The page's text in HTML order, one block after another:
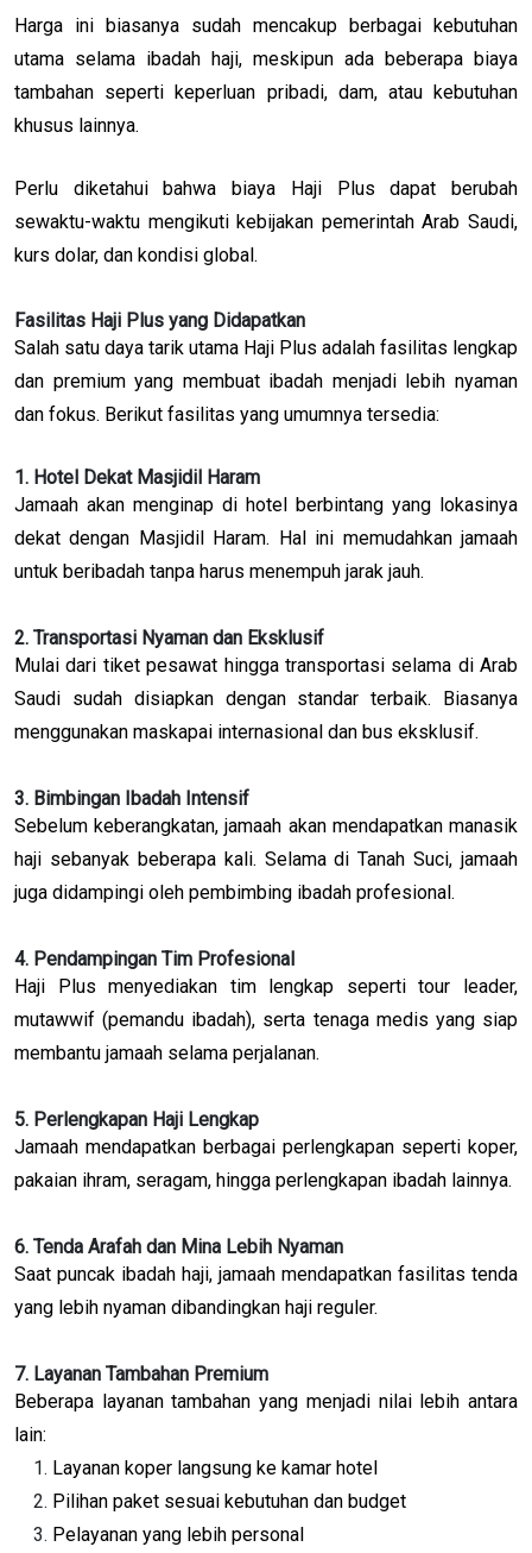
Harga ini biasanya sudah mencakup berbagai kebutuhan
utama selama ibadah haji, meskipun ada beberapa biaya
tambahan seperti keperluan pribadi, dam, atau kebutuhan
khusus lainnya.
Perlu diketahui bahwa biaya Haji Plus dapat berubah
sewaktu-waktu mengikuti kebijakan pemerintah Arab Saudi,
kurs dolar, dan kondisi global.
Fasilitas Haji Plus yang Didapatkan
Salah satu daya tarik utama Haji Plus adalah fasilitas lengkap
dan premium yang membuat ibadah menjadi lebih nyaman
dan fokus. Berikut fasilitas yang umumnya tersedia:
1. Hotel Dekat Masjidil Haram
Jamaah akan menginap di hotel berbintang yang lokasinya
dekat dengan Masjidil Haram. Hal ini memudahkan jamaah
untuk beribadah tanpa harus menempuh jarak jauh.
2. Transportasi Nyaman dan Eksklusif
Mulai dari tiket pesawat hingga transportasi selama di Arab
Saudi sudah disiapkan dengan standar terbaik. Biasanya
menggunakan maskapai internasional dan bus eksklusif.
3. Bimbingan Ibadah Intensif
Sebelum keberangkatan, jamaah akan mendapatkan manasik
haji sebanyak beberapa kali. Selama di Tanah Suci, jamaah
juga didampingi oleh pembimbing ibadah profesional.
4. Pendampingan Tim Profesional
Haji Plus menyediakan tim lengkap seperti tour leader,
mutawwif (pemandu ibadah), serta tenaga medis yang siap
membantu jamaah selama perjalanan.
5. Perlengkapan Haji Lengkap
Jamaah mendapatkan berbagai perlengkapan seperti koper,
pakaian ihram, seragam, hingga perlengkapan ibadah lainnya.
6. Tenda Arafah dan Mina Lebih Nyaman
Saat puncak ibadah haji, jamaah mendapatkan fasilitas tenda
yang lebih nyaman dibandingkan haji reguler.
7. Layanan Tambahan Premium
Beberapa layanan tambahan yang menjadi nilai lebih antara
lain:
Layanan koper langsung ke kamar hotel
Pilihan paket sesuai kebutuhan dan budget
Pelayanan yang lebih personal